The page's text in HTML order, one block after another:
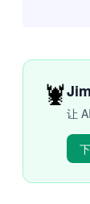
🦞
让